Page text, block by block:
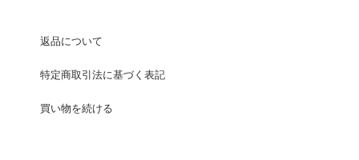
返品について
特定商取引法に基づく表記
買い物を続ける